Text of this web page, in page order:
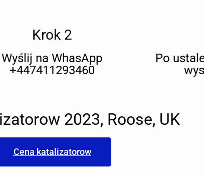
Krok 2
Wyślij na WhasApp
+447411293460
Po
2023, Roose, UK
Cena katalizatorow